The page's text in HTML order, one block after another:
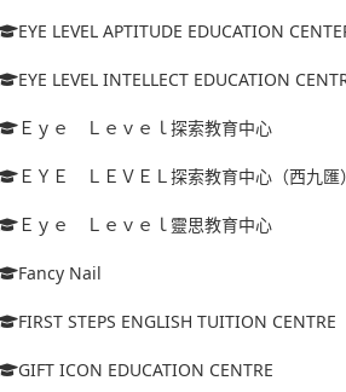
EYE LEVEL APTITUDE EDUCATION
EYE LEVEL INTELLECT EDUCATION
Ｅｙｅ Ｌｅｖｅｌ探索教育中心
ＥＹＥ ＬＥＶＥＬ探索教育中心（西九匯）
Ｅｙｅ Ｌｅｖｅｌ靈思教育中心
Fancy Nail
FIRST STEPS ENGLISH TUITION CENTRE
GIFT ICON EDUCATION CENTRE